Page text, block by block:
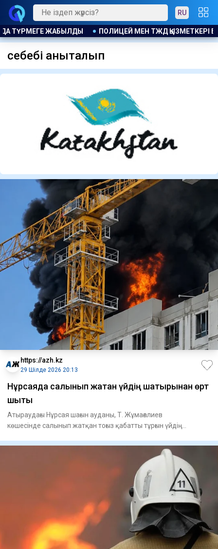
RU
ҚҰТҚАРЫП ҚАЛДЫ ҚАЗАҚСТАНДЫҚТАРДЫҢ ЗЕЙНЕТАҚЫ
себебі анықталып
https://azh.kz
29 Шілде 2026 20:13
Нұрсаяда салынып жатқан үйдің шатырынан өрт
шықты
Атыраудағы Нұрсая шағын ауданы, Т. Жұмағалиев
көшесінде салынып жатқан тоғыз қабатты тұрғын үйдің